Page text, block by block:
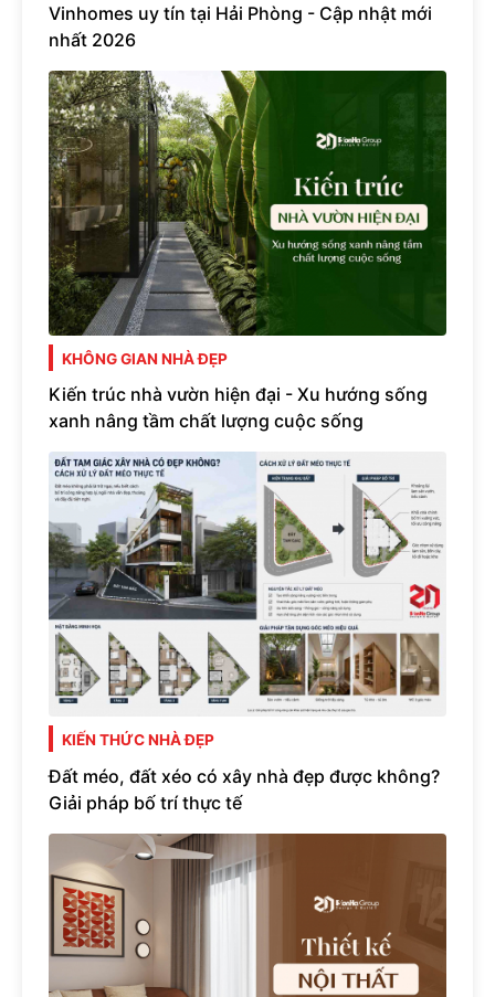
Vinhomes uy tín tại Hải Phòng - Cập nhật mới
nhất 2026
KHÔNG GIAN NHÀ ĐẸP
Kiến trúc nhà vườn hiện đại - Xu hướng sống
xanh nâng tầm chất lượng cuộc sống
KIẾN THỨC NHÀ ĐẸP
Đất méo, đất xéo có xây nhà đẹp được không?
Giải pháp bố trí thực tế